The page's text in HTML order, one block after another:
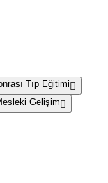
Tıp Eğitimi
Gelişim